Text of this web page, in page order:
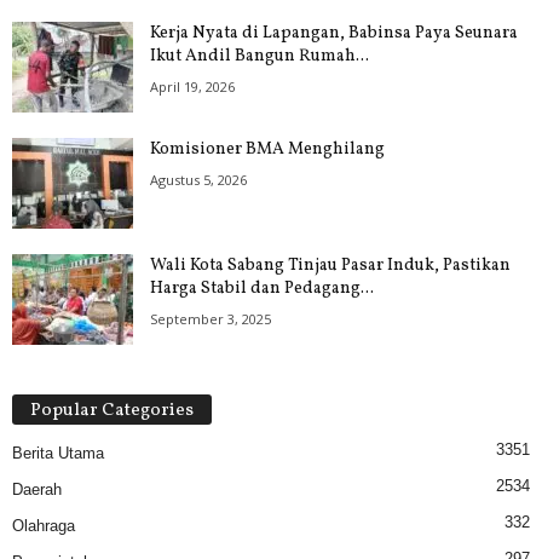
Kerja Nyata di Lapangan, Babinsa Paya Seunara
Ikut Andil Bangun Rumah...
April 19, 2026
Komisioner BMA Menghilang
Agustus 5, 2026
Wali Kota Sabang Tinjau Pasar Induk, Pastikan
Harga Stabil dan Pedagang...
September 3, 2025
Popular Categories
Berita Utama 3351
Daerah 2534
Olahraga 332